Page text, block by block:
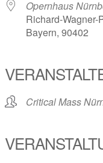
Opernhaus
Richard-Wagner-
Bayern, 90402
Critical Mass